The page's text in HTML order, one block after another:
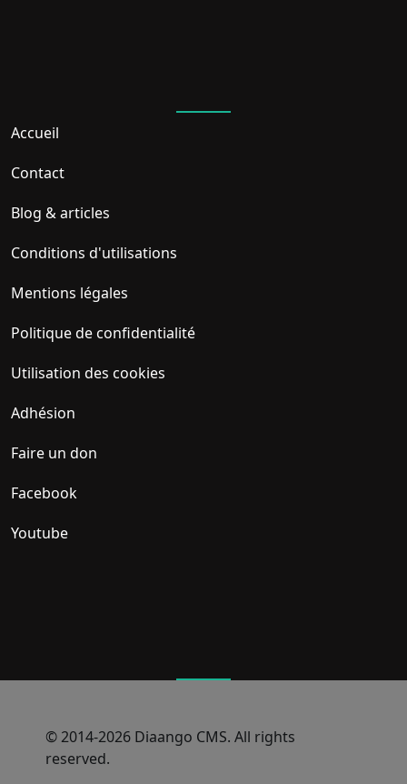
Accueil
Contact
Blog & articles
Conditions d'utilisations
Mentions légales
Politique de confidentialité
Utilisation des cookies
Adhésion
Faire un don
Facebook
Youtube
© 2014-2026 Diaango CMS. All rights
reserved.